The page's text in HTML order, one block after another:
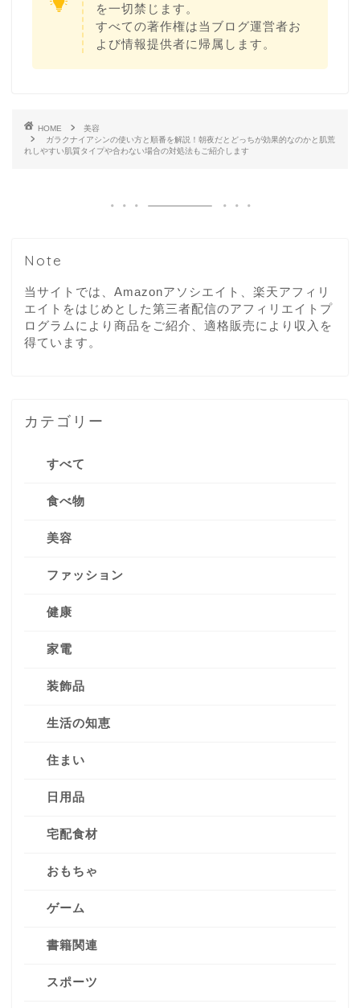
を一切禁じます。
すべての著作権は当ブログ運営者お
よび情報提供者に帰属します。
HOME
美容
ガラクナイアシンの使い方と順番を解説！朝夜だとどっちが効果的なのかと肌荒
れしやすい肌質タイプや合わない場合の対処法もご紹介します
Note
当サイトでは、Amazonアソシエイト、楽天アフィリ
エイトをはじめとした第三者配信のアフィリエイトプ
ログラムにより商品をご紹介、適格販売により収入を
得ています。
カテゴリー
すべて
食べ物
美容
ファッション
健康
家電
装飾品
生活の知恵
住まい
日用品
宅配食材
おもちゃ
ゲーム
書籍関連
スポーツ